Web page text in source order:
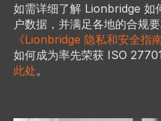
如需详细了解 Lionbridge 如
户数据，并满足各地的合规
《Lionbridge 隐私和安全指南
如何成为率先荣获 ISO
此处。